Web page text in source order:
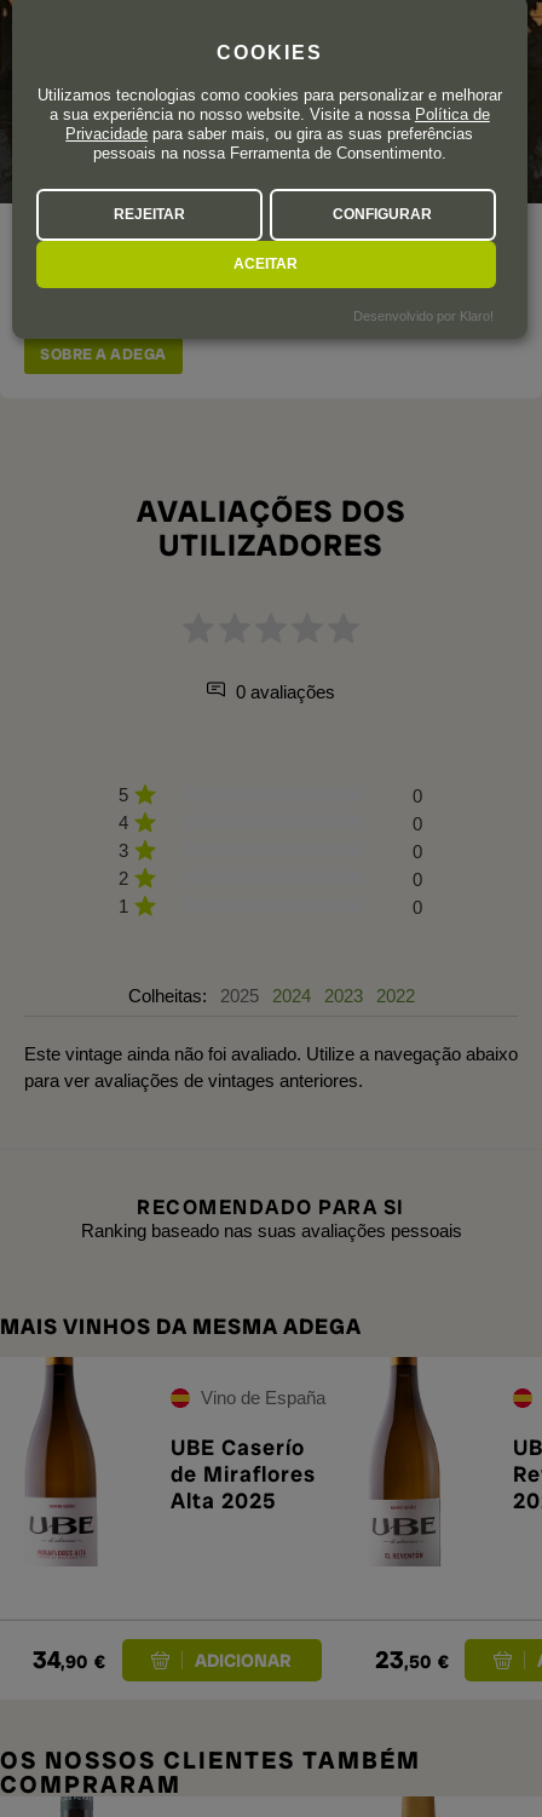
Ramiro é um desses atores do Marco de Jerez que está a
recuperar tradições esquecidas, como a de elaborar brancos
SOBRE A ADEGA
AVALIAÇÕES DOS
UTILIZADORES
0 avaliações
5
0
4
0
3
0
2
0
1
0
Colheitas: 2025 2024 2023 2022
Este vintage ainda não foi avaliado. Utilize a navegação abaixo
para ver avaliações de vintages anteriores.
RECOMENDADO PARA SI
Ranking baseado nas suas avaliações pessoais
MAIS VINHOS DA MESMA ADEGA
Vino de España
UBE Caserío
de Miraflores
Alta 2025
34,90 € 23,50 €
OS NOSSOS CLIENTES TAMBÉM
COMPRARAM
COOKIES
Utilizamos tecnologias como cookies para personalizar e melhorar
a sua experiência no nosso website. Visite a nossa Política de
Privacidade para saber mais, ou gira as suas preferências
pessoais na nossa Ferramenta de Consentimento.
REJEITAR CONFIGURAR
ACEITAR
Desenvolvido por Klaro!